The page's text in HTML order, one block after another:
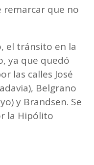
que no
el tránsito en la
ya que quedó
las calles José
Belgrano
y Brandsen. Se
la Hipólito